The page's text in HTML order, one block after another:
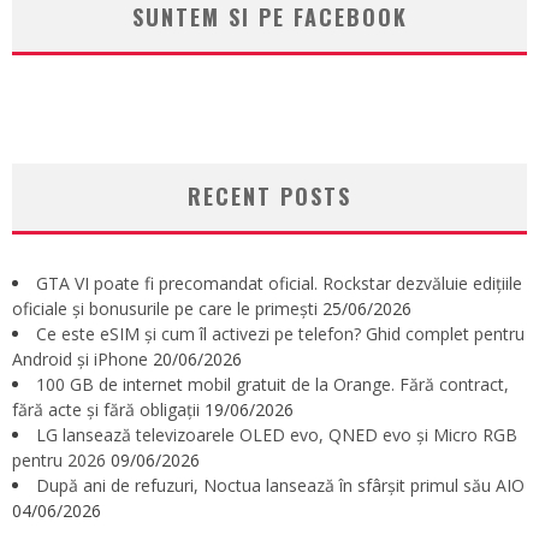
SUNTEM SI PE FACEBOOK
RECENT POSTS
GTA VI poate fi precomandat oficial. Rockstar dezvăluie edițiile
oficiale și bonusurile pe care le primești 25/06/2026
Ce este eSIM și cum îl activezi pe telefon? Ghid complet pentru
Android și iPhone 20/06/2026
100 GB de internet mobil gratuit de la Orange. Fără contract,
fără acte și fără obligații 19/06/2026
LG lansează televizoarele OLED evo, QNED evo și Micro RGB
pentru 2026 09/06/2026
După ani de refuzuri, Noctua lansează în sfârșit primul său AIO
04/06/2026